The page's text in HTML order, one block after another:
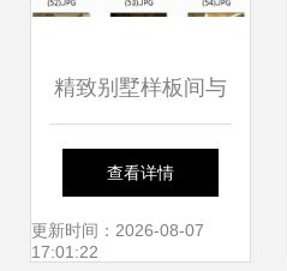
精致别墅样板间与
工装施工图设计全
解析——编号
查看详情
更新时间：2026-08-07
17:01:22